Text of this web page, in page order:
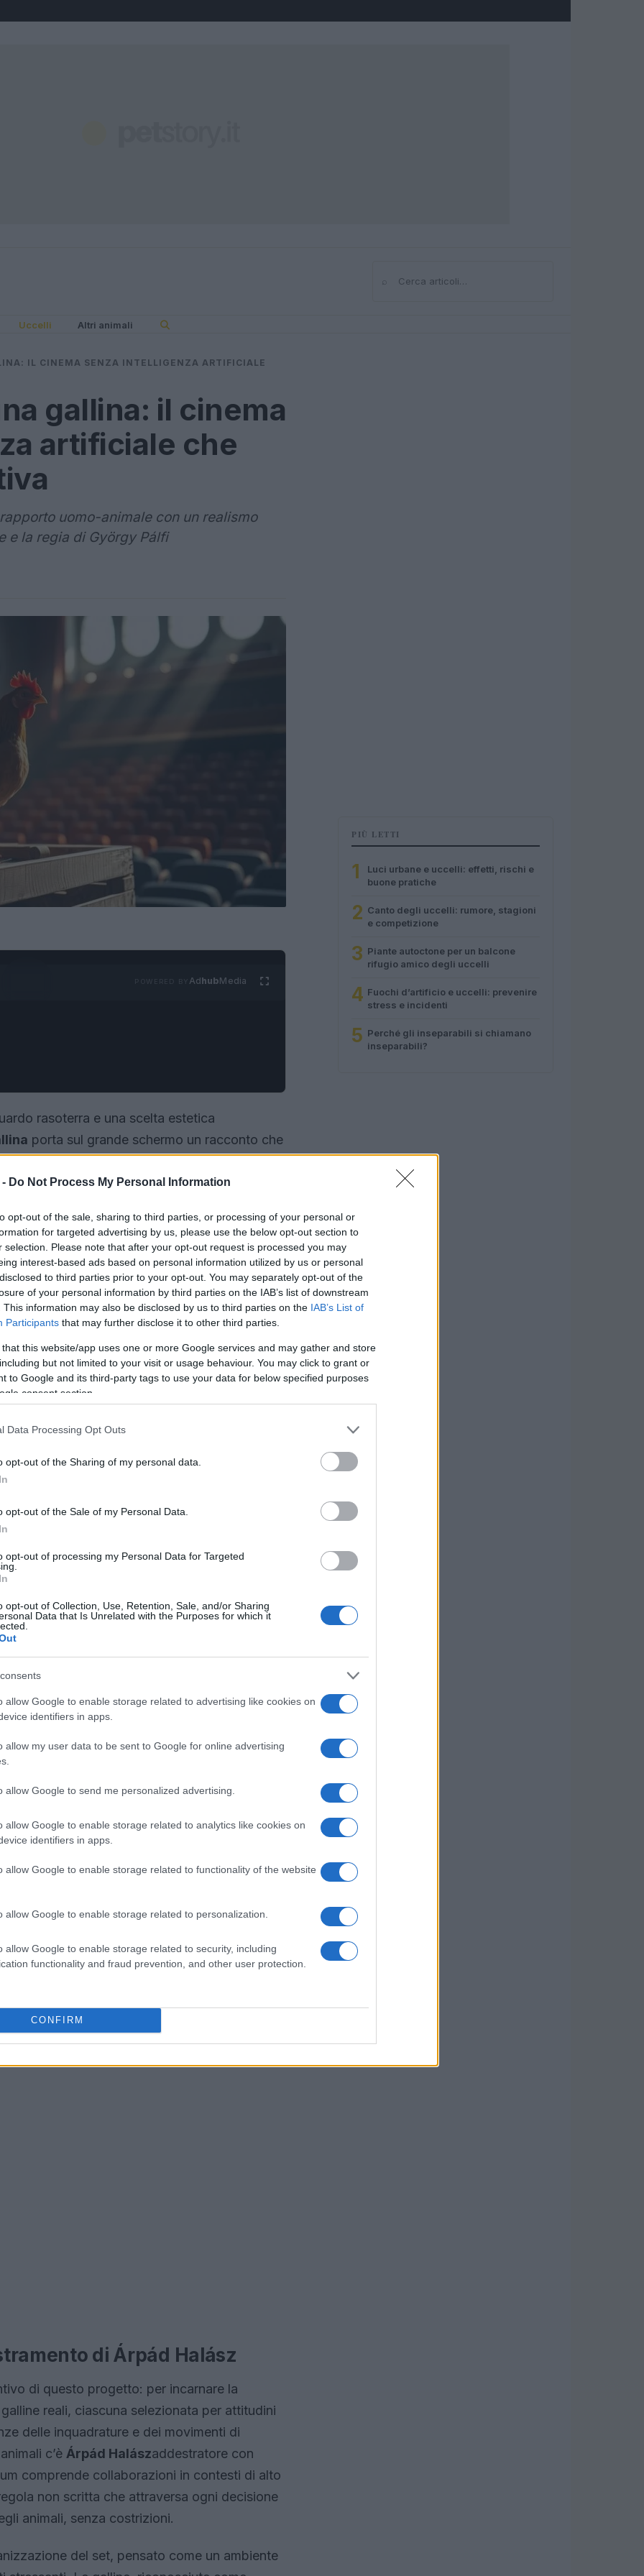
Do Not Process My Personal Information
opt-out of the sale, sharing to third parties, or processing of your personal or
for targeted advertising by us, please use the below opt-out section to
selection. Please note that after your opt-out request is processed you may
interest-based ads based on personal information utilized by us or personal
to third parties prior to your opt-out. You may separately opt-out of the
of your personal information by third parties on the IAB’s list of downstream
This information may also be disclosed by us to third parties on the IAB’s List of
Participants that may further disclose it to other third parties.
that this website/app uses one or more Google services and may gather and store
but not limited to your visit or usage behaviour. You may click to grant or
to Google and its third-party tags to use your data for below specified purposes
consent section.
Data Processing Opt Outs
opt-out of the Sharing of my personal data.
opt-out of the Sale of my Personal Data.
opt-out of processing my Personal Data for Targeted
opt-out of Collection, Use, Retention, Sale, and/or Sharing
Data that Is Unrelated with the Purposes for which it
allow Google to enable storage related to advertising like cookies on
identifiers in apps.
allow my user data to be sent to Google for online advertising
allow Google to send me personalized advertising.
allow Google to enable storage related to analytics like cookies on
identifiers in apps.
allow Google to enable storage related to functionality of the website
allow Google to enable storage related to personalization.
allow Google to enable storage related to security, including
functionality and fraud prevention, and other user protection.
CONFIRM
Cerca
Uccelli Altri animali
IL CINEMA SENZA INTELLIGENZA ARTIFICIALE
gallina: il cinema
artificiale che
uomo-animale con un realismo
e la regia di György Pálfi
AdhubMedia
rasoterra e una scelta estetica
porta sul grande schermo un racconto che
firmato da
quello di una gallina, per interrogarsi su
specie. La narrazione rinuncia ai comfort del
costruita su immagini e suoni essenziali.
formale e densità etica. Lontano dalla
il set in uno spazio di ascolto. La gallina
è un individuo, osservato con rispetto, attorno
sulla vulnerabilità e sul nostro modo di definire
con Officine UBU
un oggetto atipico,Hen – Storia di una
2026
la via della sottrazione: al posto dei
e rumori di ambiente; al posto della
sulla materia, sulle piume, sul terreno, sui
allena lo sguardo a stare vicino alla realtà,
spettacolari.
con coerenza, non è un espediente: è
deliberata di
percettiva che, scena dopo scena, tende un
viene così impiegato come strumento
al centro un’esistenza spesso considerata
quel che si dà per scontato quando si parla di
di Árpád Halász
di questo progetto: per incarnare la
galline reali, ciascuna selezionata per attitudini
delle inquadrature e dei movimenti di
c’è Árpád Halászaddestratore con
comprende collaborazioni in contesti di alto
non scritta che attraversa ogni decisione
animali, senza costrizioni.
del set, pensato come un ambiente
PIÙ LETTI
1
Luci urbane e uccelli: effetti, rischi e
buone pratiche
2 Canto degli uccelli: rumore, stagioni
e competizione
3 Piante autoctone per un balcone
rifugio amico degli uccelli
4 Fuochi d’artificio e uccelli: prevenire
stress e incidenti
5 Perché gli inseparabili si chiamano
inseparabili?